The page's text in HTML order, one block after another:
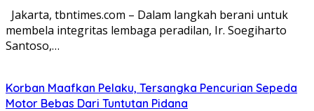
Jakarta, tbntimes.com – Dalam langkah berani untuk
membela integritas lembaga peradilan, Ir. Soegiharto
Santoso,…
Korban Maafkan Pelaku, Tersangka Pencurian Sepeda
Motor Bebas Dari Tuntutan Pidana